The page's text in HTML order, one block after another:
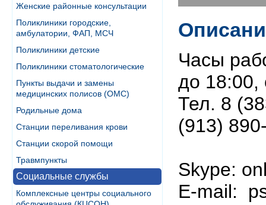
Женские районные консультации
Поликлиники городские,
амбулатории, ФАП, МСЧ
Поликлиники детские
Поликлиники стоматологические
Пункты выдачи и замены
медицинских полисов (ОМС)
Родильные дома
Станции переливания крови
Станции скорой помощи
Травмпункты
Социальные службы
Комплексные центры социального
Часы
до 18:00,
Тел. 8
(913)
Skype:
E-mail: